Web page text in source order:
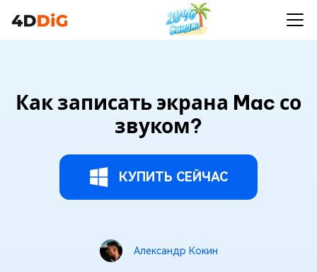
Как записать экрана Mac со
звуком?
КУПИТЬ СЕЙЧАС
Александр Кокин